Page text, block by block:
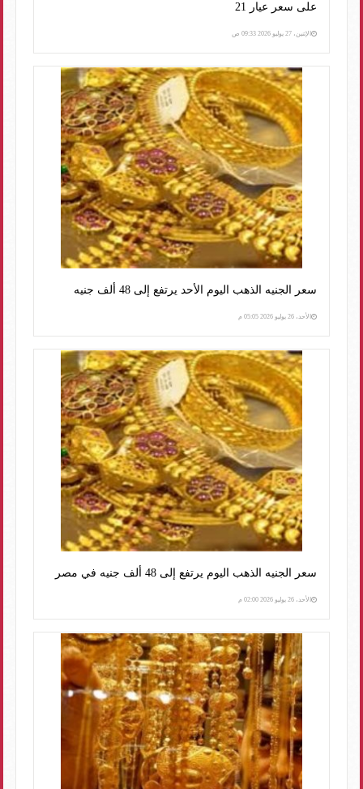
على سعر عيار 21
الإثنين، 27 يوليو 2026 09:33 ص
سعر الجنيه الذهب اليوم الأحد يرتفع إلى 48 ألف جنيه
الأحد، 26 يوليو 2026 05:05 م
سعر الجنيه الذهب اليوم يرتفع إلى 48 ألف جنيه في مصر
الأحد، 26 يوليو 2026 02:00 م